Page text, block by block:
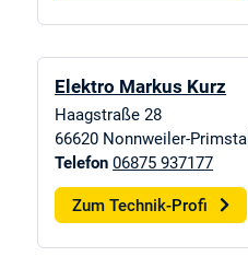
Elektro Markus Kurz
Haagstraße 28
66620 Nonnweiler-Primstal
Telefon 06875 937177
Zum Technik-Profi